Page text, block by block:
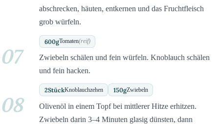
abschrecken, häuten, entkernen und das Fruchtfleisch
grob würfeln.
600gTomaten(reif)
07
Zwiebeln schälen und fein würfeln. Knoblauch schälen
und fein hacken.
2StückKnoblauchzehen 150gZwiebeln
08
Olivenöl in einem Topf bei mittlerer Hitze erhitzen.
Zwiebeln darin 3–4 Minuten glasig dünsten, dann